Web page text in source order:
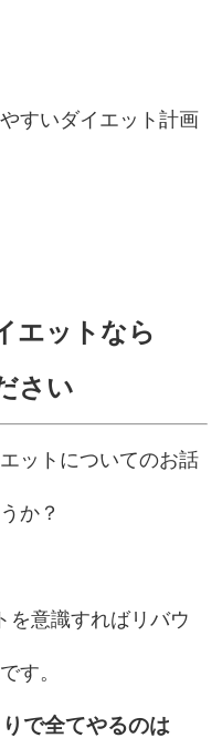
すいダイエット計画
エットなら
さい
ットについてのお話
か？
を意識すればリバウ
す。
で全てやるのは